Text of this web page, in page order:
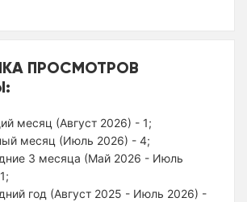
ПРОСМОТРОВ
месяц (Август 2026) - 1;
месяц (Июль 2026) - 4;
3 месяца (Май 2026 - Июль
год (Август 2025 - Июль 2026) -